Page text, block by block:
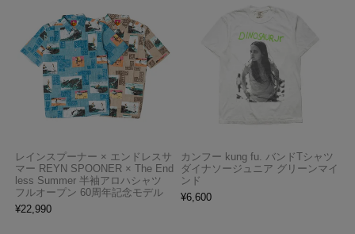
レインスプーナー × エンドレスサ
マー REYN SPOONER × The End
less Summer 半袖アロハシャツ
フルオープン 60周年記念モデル
¥22,990
カンフー kung fu. バンドTシャツ
ダイナソージュニア グリーンマイ
ンド
¥6,600